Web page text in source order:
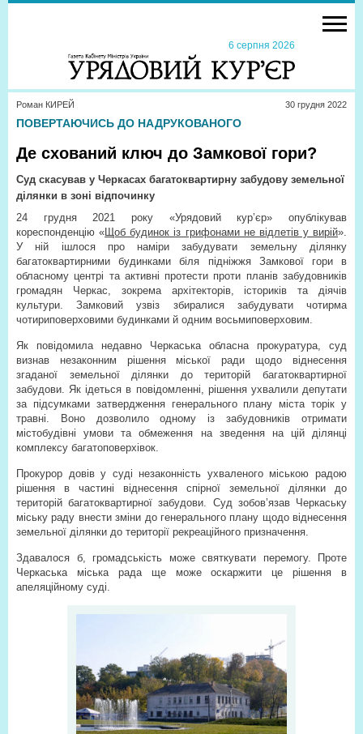
6 серпня 2026
Роман КИРЕЙ 30 грудня 2022
ПОВЕРТАЮЧИСЬ ДО НАДРУКОВАНОГО
Де схований ключ до Замкової гори?
Суд скасував у Черкасах багатоквартирну забудову земельної
ділянки в зоні відпочинку
24 грудня 2021 року «Урядовий кур’єр» опублікував
кореспонденцію «Щоб будинок із грифонами не відлетів у вирій».
У ній ішлося про наміри забудувати земельну ділянку
багатоквартирними будинками біля підніжжя Замкової гори в
обласному центрі та активні протести проти планів забудовників
громадян Черкас, зокрема архітекторів, істориків та діячів
культури. Замковий узвіз збиралися забудувати чотирма
чотириповерховими будинками й одним восьмиповерховим.
Як повідомила недавно Черкаська обласна прокуратура, суд
визнав незаконним рішення міської ради щодо віднесення
згаданої земельної ділянки до територій багатоквартирної
забудови. Як ідеться в повідомленні, рішення ухвалили депутати
за підсумками затвердження генерального плану міста торік у
травні. Воно дозволило одному із забудовників отримати
містобудівні умови та обмеження на зведення на цій ділянці
комплексу багатоповерхівок.
Прокурор довів у суді незаконність ухваленого міською радою
рішення в частині віднесення спірної земельної ділянки до
територій багатоквартирної забудови. Суд зобов’язав Черкаську
міську раду внести зміни до генерального плану щодо віднесення
земельної ділянки до території рекреаційного призначення.
Здавалося б, громадськість може святкувати перемогу. Проте
Черкаська міська рада ще може оскаржити це рішення в
апеляційному суді.